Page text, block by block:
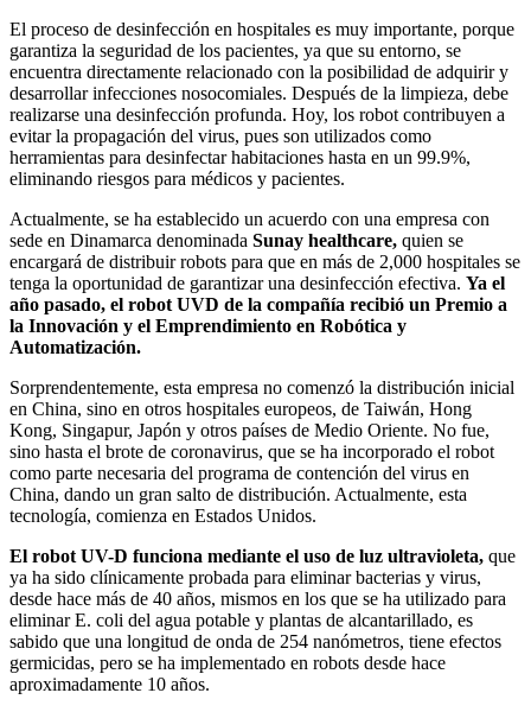
El proceso de desinfección en hospitales es muy importante, porque
garantiza la seguridad de los pacientes, ya que su entorno, se
encuentra directamente relacionado con la posibilidad de adquirir y
desarrollar infecciones nosocomiales. Después de la limpieza, debe
realizarse una desinfección profunda. Hoy, los robot contribuyen a
evitar la propagación del virus, pues son utilizados como
herramientas para desinfectar habitaciones hasta en un 99.9%,
eliminando riesgos para médicos y pacientes.
Actualmente, se ha establecido un acuerdo con una empresa con
sede en Dinamarca denominada Sunay healthcare, quien se
encargará de distribuir robots para que en más de 2,000 hospitales se
tenga la oportunidad de garantizar una desinfección efectiva. Ya el
año pasado, el robot UVD de la compañía recibió un Premio a
la Innovación y el Emprendimiento en Robótica y
Automatización.
Sorprendentemente, esta empresa no comenzó la distribución inicial
en China, sino en otros hospitales europeos, de Taiwán, Hong
Kong, Singapur, Japón y otros países de Medio Oriente. No fue,
sino hasta el brote de coronavirus, que se ha incorporado el robot
como parte necesaria del programa de contención del virus en
China, dando un gran salto de distribución. Actualmente, esta
tecnología, comienza en Estados Unidos.
El robot UV-D funciona mediante el uso de luz ultravioleta, que
ya ha sido clínicamente probada para eliminar bacterias y virus,
desde hace más de 40 años, mismos en los que se ha utilizado para
eliminar E. coli del agua potable y plantas de alcantarillado, es
sabido que una longitud de onda de 254 nanómetros, tiene efectos
germicidas, pero se ha implementado en robots desde hace
aproximadamente 10 años.